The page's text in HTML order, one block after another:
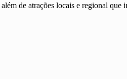
de atrações locais e regional que